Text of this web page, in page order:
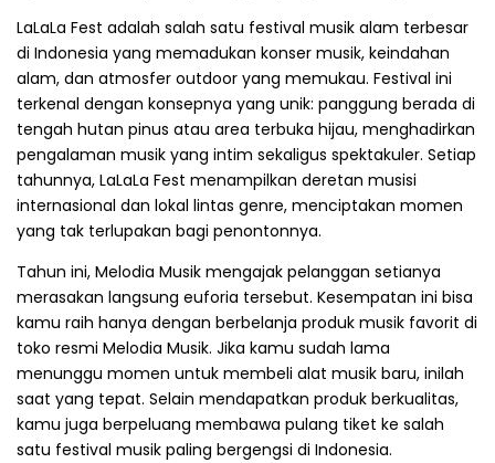
LaLaLa Fest adalah salah satu festival musik alam terbesar
di Indonesia yang memadukan konser musik, keindahan
alam, dan atmosfer outdoor yang memukau. Festival ini
terkenal dengan konsepnya yang unik: panggung berada di
tengah hutan pinus atau area terbuka hijau, menghadirkan
pengalaman musik yang intim sekaligus spektakuler. Setiap
tahunnya, LaLaLa Fest menampilkan deretan musisi
internasional dan lokal lintas genre, menciptakan momen
yang tak terlupakan bagi penontonnya.
Tahun ini, Melodia Musik mengajak pelanggan setianya
merasakan langsung euforia tersebut. Kesempatan ini bisa
kamu raih hanya dengan berbelanja produk musik favorit di
toko resmi Melodia Musik. Jika kamu sudah lama
menunggu momen untuk membeli alat musik baru, inilah
saat yang tepat. Selain mendapatkan produk berkualitas,
kamu juga berpeluang membawa pulang tiket ke salah
satu festival musik paling bergengsi di Indonesia.